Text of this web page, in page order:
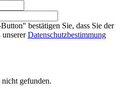
bestätigen Sie, dass Sie der
unsererDatenschutzbestimmung
gefunden.